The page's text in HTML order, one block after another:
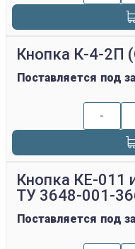
Кнопка К-4-2П
Поставляется под
-
Кнопка КЕ-011
ТУ 3648-001-
Поставляется под